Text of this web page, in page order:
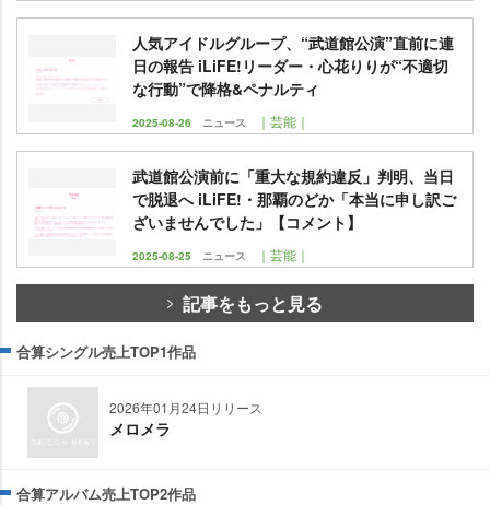
人気アイドルグループ、“武道館公演”直前に連
日の報告 iLiFE!リーダー・心花りりが“不適切
な行動”で降格&ペナルティ
2025-08-26 ニュース ｜芸能｜
武道館公演前に「重大な規約違反」判明、当日
で脱退へ iLiFE!・那覇のどか「本当に申し訳ご
ざいませんでした」【コメント】
2025-08-25 ニュース ｜芸能｜
記事をもっと見る
合算シングル売上TOP1作品
2026年01月24日リリース
メロメラ
合算アルバム売上TOP2作品